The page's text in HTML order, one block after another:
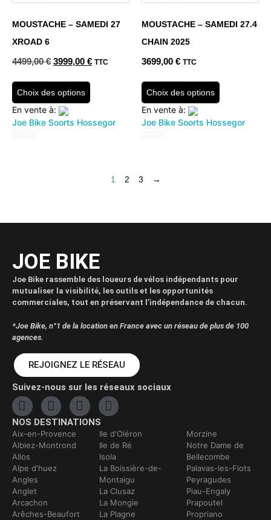
MOUSTACHE – SAMEDI 27
XROAD 6
4499,00€ 3999,00 € TTC
Choix des options
En vente à:
Joe Bike Soorts Hossegor
MOUSTACHE – SAMEDI 27.4
CHAIN 2025
3699,00 € TTC
Choix des options
En vente à:
Joe Bike Soorts Hossegor
5
1 2 3 →
JOE BIKE
Joe Bike rassemble des loueurs de vélos indépendants pour
mutualiser la visibilité, les outils et les opportunités
commerciales, tout en préservant l’indépendance de chacun.
*Joe Bike, n°1 de la location en France avec un réseau de plus de 100
agences.
REJOIGNEZ LE RÉSEAU
Suivez-nous sur les réseaux sociaux
NOS DESTINATIONS
Aix-en-Provence
Albiez-Montrond
Allos
Alpe d'huez
Angles
Anglet
Arcachon
Arêches-Beaufort
Ile d'Oléron
Ile de Ré
Isola
La Boissière-de-
Montaigu
La Clusaz
La Mongie
La Plagne
Morzine
Notre Dame de
Bellecombe
Palavas-les-Flots
Peyragudes
Piau-Engaly
Prapoutel
Propriano